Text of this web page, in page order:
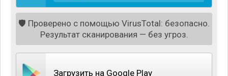
🛡️ Проверено с помощью VirusTotal: безопасно.
Результат сканирования — без угроз.
Загрузить на Google Play